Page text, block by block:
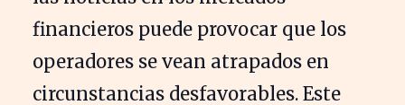
financieros puede provocar que los
operadores se vean atrapados en
circunstancias desfavorables. Este